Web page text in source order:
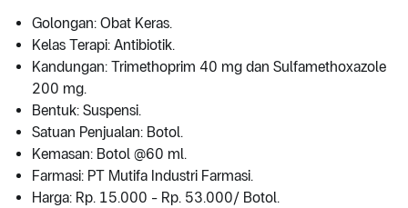
Golongan: Obat Keras.
Kelas Terapi: Antibiotik.
Kandungan: Trimethoprim 40 mg dan Sulfamethoxazole
200 mg.
Bentuk: Suspensi.
Satuan Penjualan: Botol.
Kemasan: Botol @60 ml.
Farmasi: PT Mutifa Industri Farmasi.
Harga: Rp. 15.000 - Rp. 53.000/ Botol.